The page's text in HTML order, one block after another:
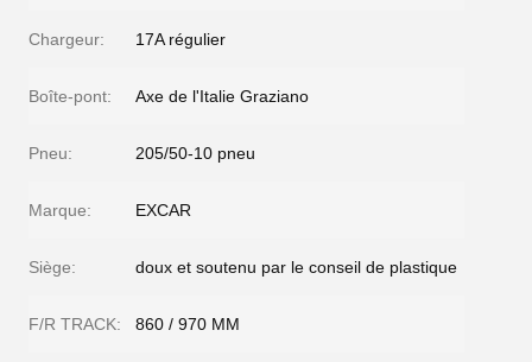
Chargeur: 17A régulier
Boîte-pont: Axe de l'Italie Graziano
Pneu: 205/50-10 pneu
Marque: EXCAR
Siège: doux et soutenu par le conseil de plastique
F/R TRACK: 860 / 970 MM